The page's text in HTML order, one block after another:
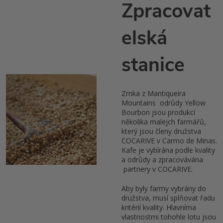
Zpracovat
elská
stanice
Zrnka z Mantiqueira
Mountains odrůdy Yellow
Bourbon jsou produkcí
několika malejch farmářů,
který jsou členy družstva
COCARIVE v Carmo de Minas.
Kafe je vybírána podle kvality
a odrůdy a zpracovávána
partnery v COCARIVE.
Aby byly farmy vybrány do
družstva, musí splňovat řadu
kritérií kvality. Hlavníma
vlastnostmi tohohle lotu jsou